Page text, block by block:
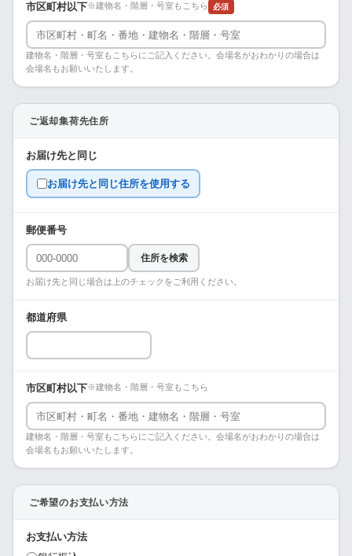
市区町村以下※建物名・階層・号室もこちら 必須
建物名・階層・号室もこちらにご記入ください。会場名がおわかりの場合は
会場名もお願いいたします。
ご返却集荷先住所
お届け先と同じ
お届け先と同じ住所を使用する
郵便番号
住所を検索
お届け先と同じ場合は上のチェックをご利用ください。
都道府県
市区町村以下※建物名・階層・号室もこちら
建物名・階層・号室もこちらにご記入ください。会場名がおわかりの場合は
会場名もお願いいたします。
ご希望のお支払い方法
お支払い方法